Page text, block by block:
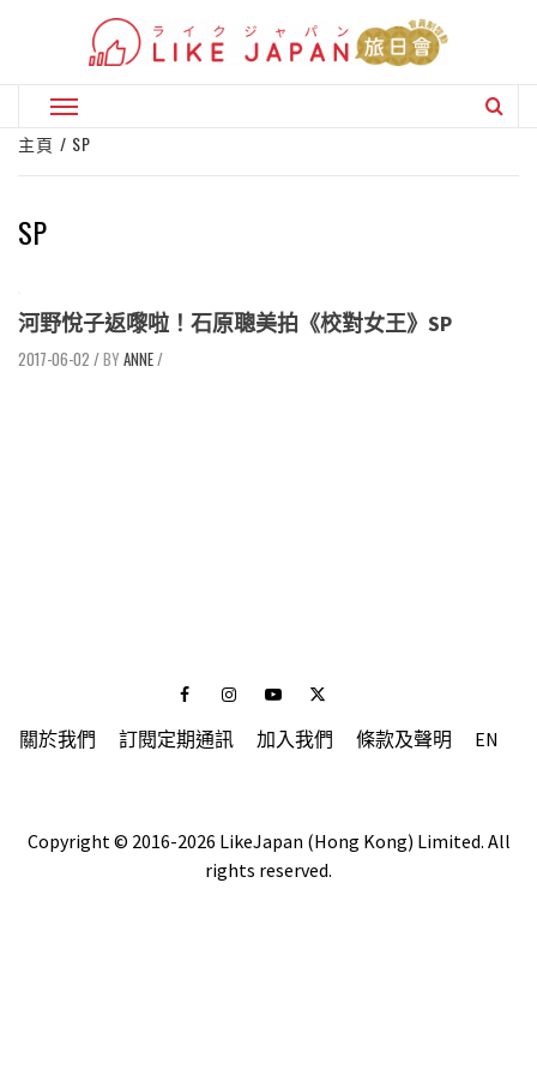
Primary
Menu
主頁 SP
SP
河野悅子返嚟啦！石原聰美拍《校對女王》SP
2017-06-02 / ANNE/
FacebookInstagramYoutubeTwitter
關於我們 訂閱定期通訊 加入我們 條款及聲明 EN
Copyright © 2016-2026 LikeJapan (Hong Kong) Limited. All
rights reserved.